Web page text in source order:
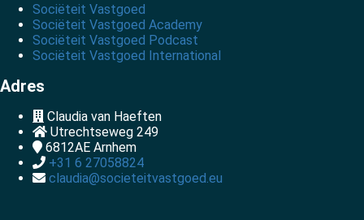
Sociëteit Vastgoed
Sociëteit Vastgoed Academy
Sociëteit Vastgoed Podcast
Sociëteit Vastgoed International
Adres
Claudia van Haeften
Utrechtseweg 249
6812AE Arnhem
+31 6 27058824
claudia@societeitvastgoed.eu